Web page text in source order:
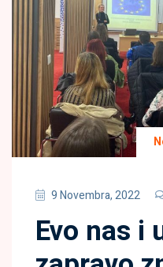
9 Novembra, 2022
Evo nas i